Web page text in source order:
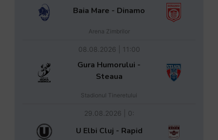
Baia Mare - Dinamo
Arena Zimbrilor
08.08.2026 | 11:00
Gura Humorului -
Steaua
Stadionul Tineretului
29.08.2026 | 0:
U Elbi Cluj - Rapid